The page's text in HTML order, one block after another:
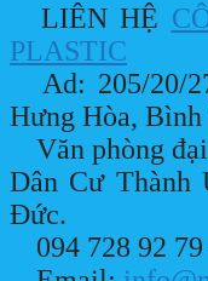
LIÊN HỆ
PLASTIC
Ad: 205/20/
Hưng Hòa,
Văn phòng
Dân Cư Thành
Đức.
094 728 92